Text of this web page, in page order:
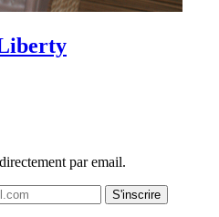
par email.
S'inscrire